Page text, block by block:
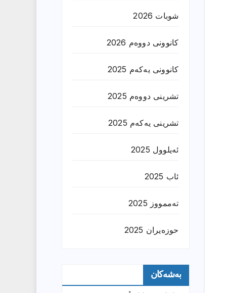
شوبات 2026
کانوونی دووەم 2026
کانوونی یەکەم 2025
تشرینی دووەم 2025
تشرینی یەکەم 2025
ئەیلوول 2025
ئاب 2025
تەممووز 2025
حوزه‌یران 2025
بەشەکان